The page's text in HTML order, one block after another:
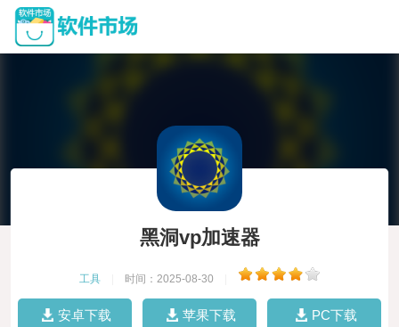
黑洞vp加速器
工具 时间：2025-08-30
安卓下载 苹果下载 PC下载